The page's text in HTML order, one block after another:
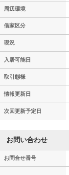
周辺環境
借家区分
現況
入居可能日
取引態様
情報更新日
次回更新予定日
お問い合わせ
お問合せ番号